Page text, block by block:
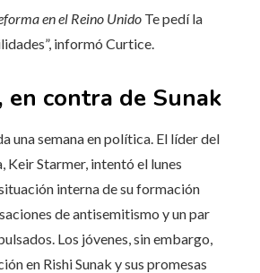
en el Reino Unido Te pedí la
informó Curtice.
en contra de Sunak
una semana en política. El líder del
Keir Starmer, intentó el lunes
interna de su formación
de antisemitismo y un par
Los jóvenes, sin embargo,
en Rishi Sunak y sus promesas